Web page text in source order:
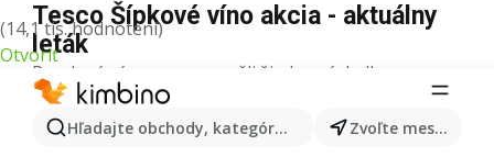
(14,1 tis. hodnotení)
Otvoriť
Hľadajte obchody, kategórie, produkty... Zvoľte mesto
Tesco Šípkové víno akcia - aktuálny
leták
Pre daný výraz sme nenašli žiadne výsledky.
Ďalšie produkty v obchodoch Tesco
Tesco Hurmikaki Tesco Ashwagandha